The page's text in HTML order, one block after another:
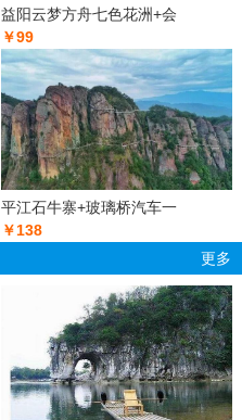
益阳云梦方舟七色花洲+会
￥99
平江石牛寨+玻璃桥汽车一
￥138
更多